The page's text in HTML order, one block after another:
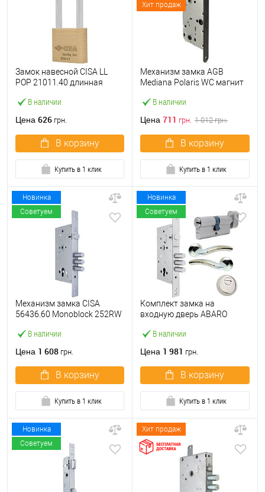
В наличии
Замок навесной CISA LL
POP 21011.40 длинная
Цена 626 грн.
В корзину
Купить в 1 клик
Хит продаж
В наличии
Механизм замка AGB
Mediana Polaris WC магнит
Цена 711 грн. 1 012грн.
В корзину
Купить в 1 клик
Новинка
Советуем
В наличии
Механизм замка CISA
56436.60 Monoblock 252RW
Цена 1 608 грн.
В корзину
Купить в 1 клик
Новинка
Советуем
В наличии
Комплект замка на
входную дверь ABARO
цилиндром B100,
никель
Цена 1 981 грн.
В корзину
Купить в 1 клик
Новинка
Советуем
Хит продаж